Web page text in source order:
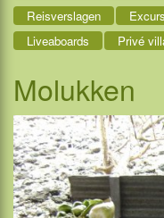
Reisverslagen
Liveaboards
Privé
Molukken